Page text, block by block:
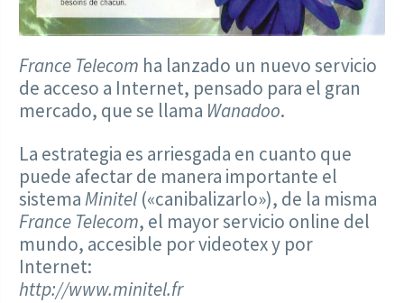
France Telecom ha lanzado un nuevo servicio
de acceso a Internet, pensado para el gran
mercado, que se llama Wanadoo.
La estrategia es arriesgada en cuanto que
puede afectar de manera importante el
sistemaMinitel («canibalizarlo»), de la misma
France Telecom, el mayor servicio online del
mundo, accesible por videotex y por
Internet:
http://www.minitel.fr